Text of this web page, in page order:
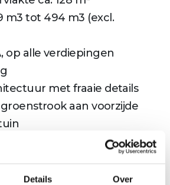
Details Over
m3 tot 494 m3 (excl.
op alle verdiepingen
met fraaie details
aan voorzijde
terrein
begane grond